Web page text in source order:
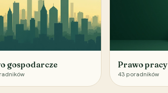
gospodarcze Prawo pracy
43 poradników